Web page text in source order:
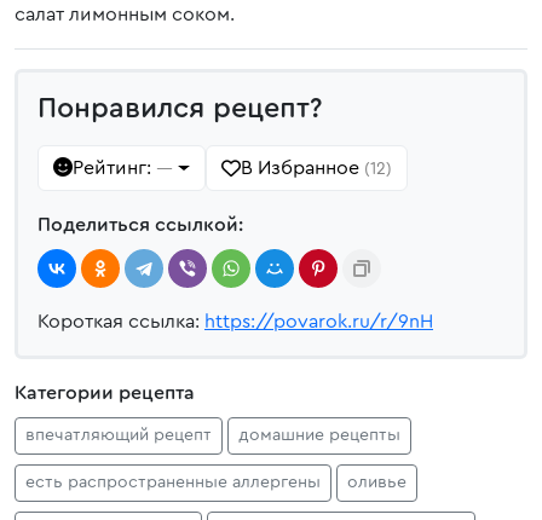
салат лимонным соком.
Понравился рецепт?
Рейтинг: — В Избранное (12)
Поделиться ссылкой:
Короткая ссылка: https://povarok.ru/r/9nH
Категории рецепта
впечатляющий рецепт домашние рецепты
есть распространенные аллергены оливье